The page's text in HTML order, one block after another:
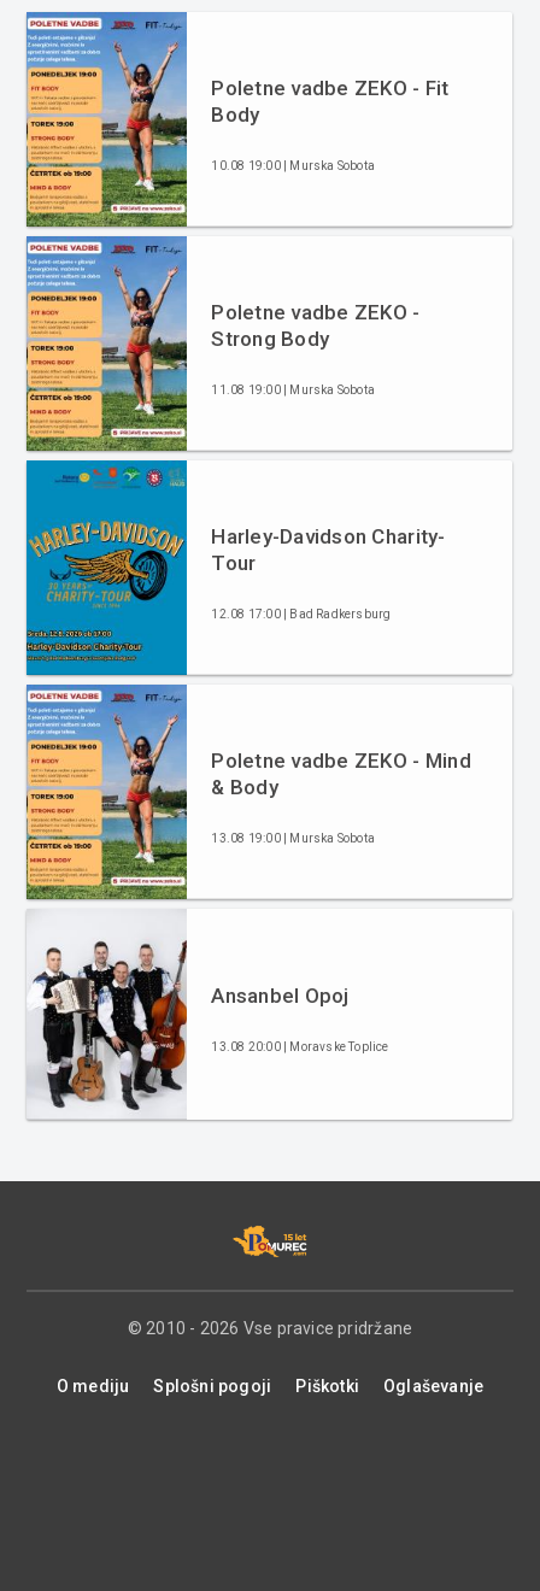
Poletne vadbe ZEKO - Fit
Body
10.08 19:00 | Murska Sobota
Poletne vadbe ZEKO -
Strong Body
11.08 19:00 | Murska Sobota
Harley-Davidson Charity-
Tour
12.08 17:00 | Bad Radkersburg
Poletne vadbe ZEKO - Mind
& Body
13.08 19:00 | Murska Sobota
Ansanbel Opoj
13.08 20:00 | Moravske Toplice
© 2010 - 2026 Vse pravice pridržane
O mediju Splošni pogoji Piškotki Oglaševanje